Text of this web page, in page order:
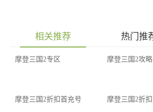
相关推荐 热门推
摩登三国2专区 摩登三国2攻略
摩登三国2折扣首充号 摩登三国2折